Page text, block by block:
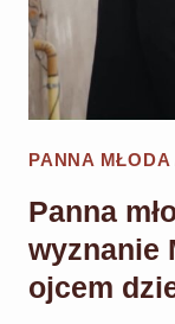
PANNA MŁODA
Panna
wyznanie
ojcem